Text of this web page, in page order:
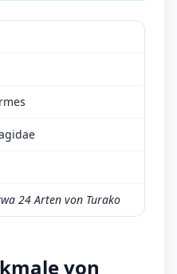
24 Arten von Turako
von